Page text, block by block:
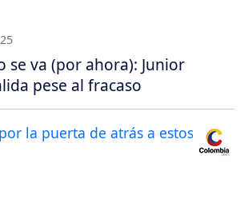
se va (por ahora): Junior
pese al fracaso